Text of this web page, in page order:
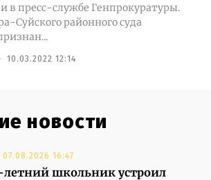
в пресс-службе Генпрокуратуры.
Суйского районного суда
- 10.03.2022 12:14
новости
07.08.2026 16:47
летний школьник устроил